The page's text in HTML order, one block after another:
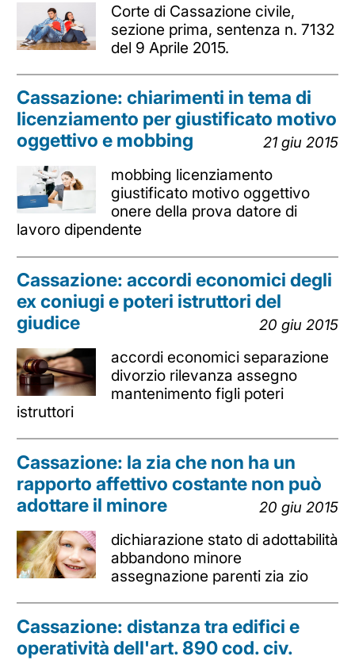
Corte di Cassazione civile,
sezione prima, sentenza n. 7132
del 9 Aprile 2015.
Cassazione: chiarimenti in tema di
licenziamento per giustificato motivo
oggettivo e mobbing
21 giu 2015
mobbing licenziamento
giustificato motivo oggettivo
onere della prova datore di
lavoro dipendente
Cassazione: accordi economici degli
ex coniugi e poteri istruttori del
giudice
20 giu 2015
accordi economici separazione
divorzio rilevanza assegno
mantenimento figli poteri
istruttori
Cassazione: la zia che non ha un
rapporto affettivo costante non può
adottare il minore
20 giu 2015
dichiarazione stato di adottabilità
abbandono minore
assegnazione parenti zia zio
Cassazione: distanza tra edifici e
operatività dell'art. 890 cod. civ.